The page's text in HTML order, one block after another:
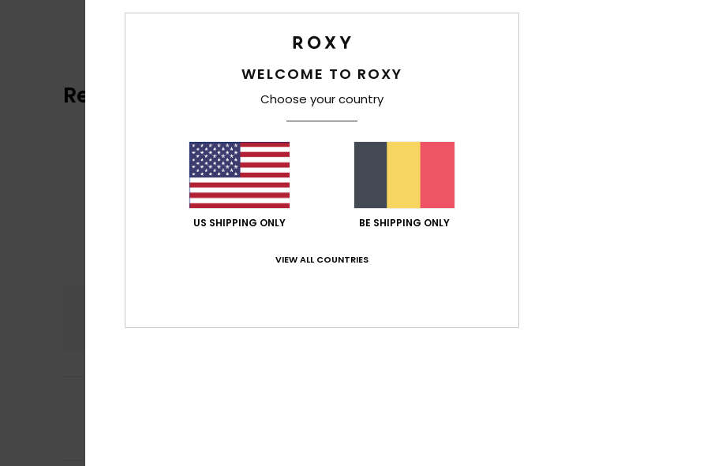
Reviews van klanten
WELCOME TO ROXY
Choose your country
US SHIPPING ONLY BE SHIPPING ONLY
VIEW ALL COUNTRIES